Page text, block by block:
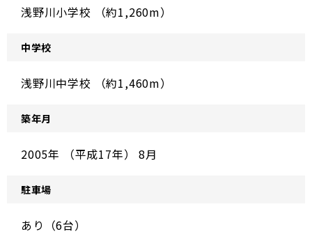
浅野川小学校 （約1,260m）
中学校
浅野川中学校 （約1,460m）
築年月
2005年 （平成17年） 8月
駐車場
あり（6台）